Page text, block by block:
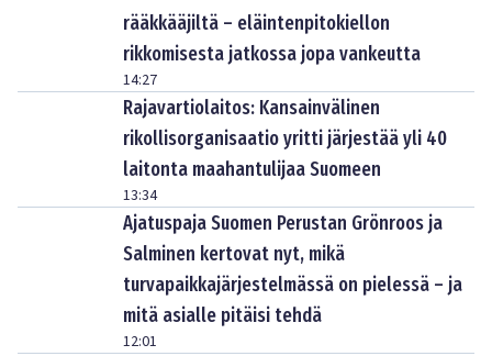
rääkkääjiltä – eläintenpitokiellon
rikkomisesta jatkossa jopa vankeutta
14:27
Rajavartiolaitos: Kansainvälinen
rikollisorganisaatio yritti järjestää yli 40
laitonta maahantulijaa Suomeen
13:34
Ajatuspaja Suomen Perustan Grönroos ja
Salminen kertovat nyt, mikä
turvapaikkajärjestelmässä on pielessä – ja
mitä asialle pitäisi tehdä
12:01